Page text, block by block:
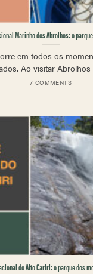
Marinho dos Abrolhos: o
em todos os
Ao visitar Abrolhos
7 COMMENTS
do Alto Cariri: o parque dos